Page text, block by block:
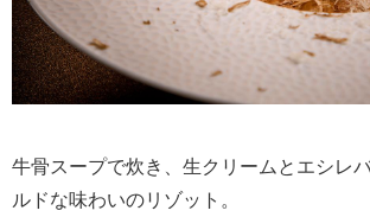
牛骨スープで炊き、生クリームとエシレ
ルドな味わいのリゾット。